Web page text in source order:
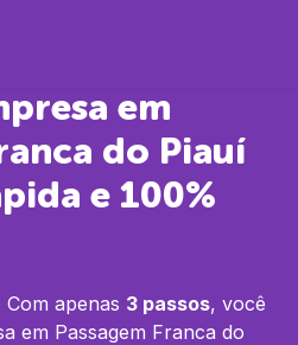
em
do Piauí
e 100%
Com apenas 3 passos, você
em Passagem Franca do